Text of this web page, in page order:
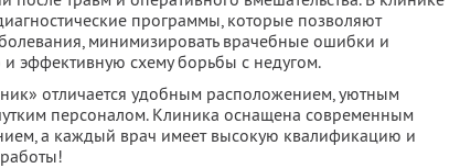
программы, которые позволяют
минимизировать врачебные ошибки и
и эффективную схему борьбы с недугом.
отличается удобным расположением, уютным
персоналом. Клиника оснащена современным
а каждый врач имеет высокую квалификацию и